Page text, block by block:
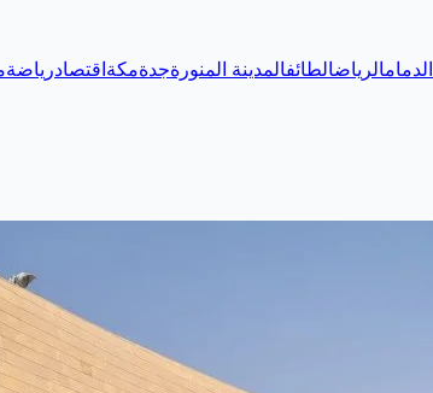
الدمامالرياضالطائفالمدينة المنورةجدةمكة اقتصادرياضة